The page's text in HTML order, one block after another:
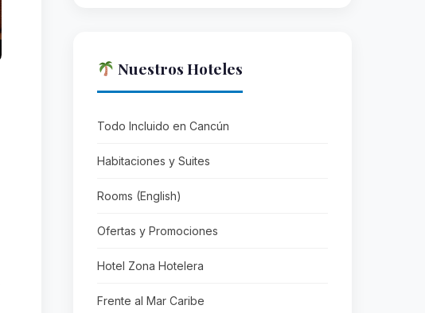
Nuestros Hoteles
Todo Incluido en Cancún
Habitaciones y Suites
Rooms (English)
Ofertas y Promociones
Hotel Zona Hotelera
Frente al Mar Caribe